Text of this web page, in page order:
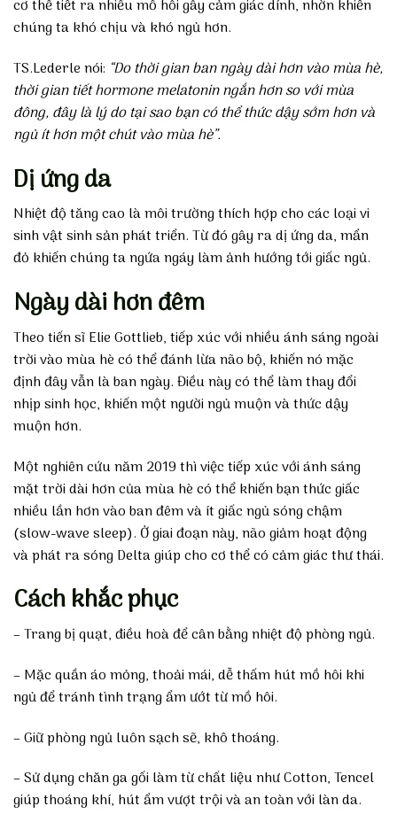
cơ thể tiết ra nhiều mồ hôi gây cảm giác dính, nhờn khiến
chúng ta khó chịu và khó ngủ hơn.
TS.Lederle nói: “Do thời gian ban ngày dài hơn vào mùa hè,
thời gian tiết hormone melatonin ngắn hơn so với mùa
đông, đây là lý do tại sao bạn có thể thức dậy sớm hơn và
ngủ ít hơn một chút vào mùa hè”.
Dị ứng da
Nhiệt độ tăng cao là môi trường thích hợp cho các loại vi
sinh vật sinh sản phát triển. Từ đó gây ra dị ứng da, mẩn
đỏ khiến chúng ta ngứa ngáy làm ảnh hướng tới giấc ngủ.
Ngày dài hơn đêm
Theo tiến sĩ Elie Gottlieb, tiếp xúc với nhiều ánh sáng ngoài
trời vào mùa hè có thể đánh lừa não bộ, khiến nó mặc
định đây vẫn là ban ngày. Điều này có thể làm thay đổi
nhịp sinh học, khiến một người ngủ muộn và thức dậy
muộn hơn.
Một nghiên cứu năm 2019 thì việc tiếp xúc với ánh sáng
mặt trời dài hơn của mùa hè có thể khiến bạn thức giấc
nhiều lần hơn vào ban đêm và ít giấc ngủ sóng chậm
(slow-wave sleep). Ở giai đoạn này, não giảm hoạt động
và phát ra sóng Delta giúp cho cơ thể có cảm giác thư thái.
Cách khắc phục
– Trang bị quạt, điều hoà để cân bằng nhiệt độ phòng ngủ.
– Mặc quần áo mỏng, thoải mái, dễ thấm hút mồ hôi khi
ngủ để tránh tình trạng ẩm ướt từ mồ hôi.
– Giữ phòng ngủ luôn sạch sẽ, khô thoáng.
– Sử dụng chăn ga gối làm từ chất liệu như Cotton, Tencel
giúp thoáng khí, hút ẩm vượt trội và an toàn với làn da.